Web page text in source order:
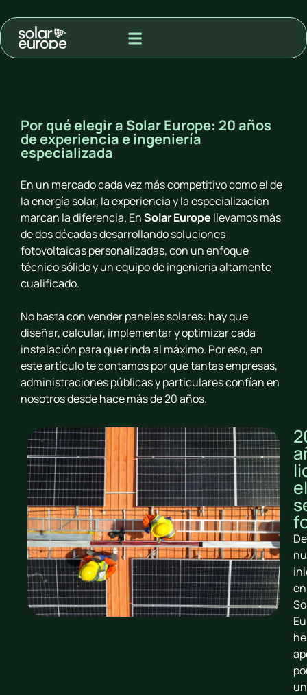
Por qué elegir a Solar Europe: 20 años
de experiencia e ingeniería
especializada
En un mercado cada vez más competitivo como el de
la energía solar, la experiencia y la especialización
marcan la diferencia. EnSolar Europe llevamos más
de dos décadas desarrollando soluciones
fotovoltaicas personalizadas, con un enfoque
técnico sólido y un equipo de ingeniería altamente
cualificado.
No basta con vender paneles solares: hay que
diseñar, calcular, implementar y optimizar cada
instalación para que rinda al máximo. Por eso, en
este artículo te contamos por qué tantas empresas,
administraciones públicas y particulares confían en
nosotros desde hace más de 20 años.
el
en